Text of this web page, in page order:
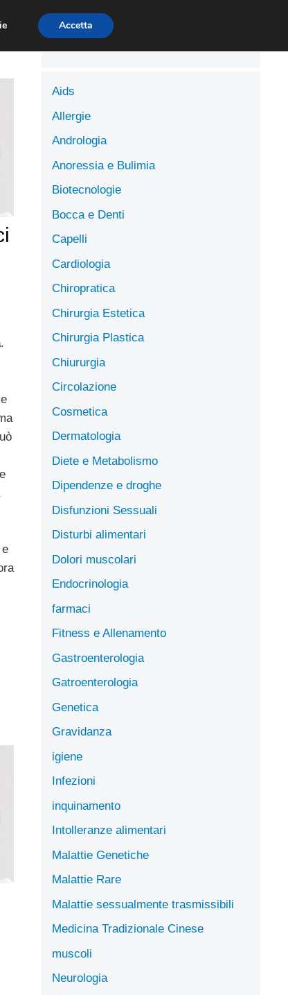
SCIENZE DELL’ALIMENTAZIONE
.
Aids
Allergie
Andrologia
Anoressia e Bulimia
Biotecnologie
Bocca e Denti
Capelli
Cardiologia
Chiropratica
Chirurgia Estetica
Chirurgia Plastica
Chiururgia
Circolazione
Cosmetica
Dermatologia
Diete e Metabolismo
Dipendenze e droghe
Disfunzioni Sessuali
Disturbi alimentari
Dolori muscolari
Endocrinologia
farmaci
Fitness e Allenamento
Gastroenterologia
Gatroenterologia
Genetica
Gravidanza
igiene
Infezioni
inquinamento
Intolleranze alimentari
Malattie Genetiche
Malattie Rare
Malattie sessualmente trasmissibili
Medicina Tradizionale Cinese
muscoli
Neurologia
Accetta